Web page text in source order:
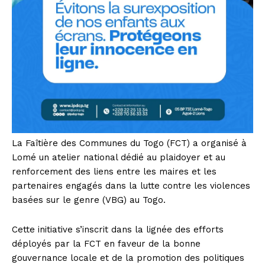
La Faîtière des Communes du Togo (FCT) a organisé à
Lomé un atelier national dédié au plaidoyer et au
renforcement des liens entre les maires et les
partenaires engagés dans la lutte contre les violences
basées sur le genre (VBG) au Togo.
Cette initiative s’inscrit dans la lignée des efforts
déployés par la FCT en faveur de la bonne
gouvernance locale et de la promotion des politiques